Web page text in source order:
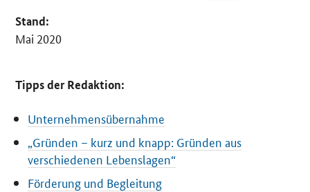
Stand:
Mai 2020
Tipps der Redaktion:
Unternehmensübernahme
„Gründen – kurz und knapp: Gründen aus
verschiedenen Lebenslagen“
Förderung und Begleitung